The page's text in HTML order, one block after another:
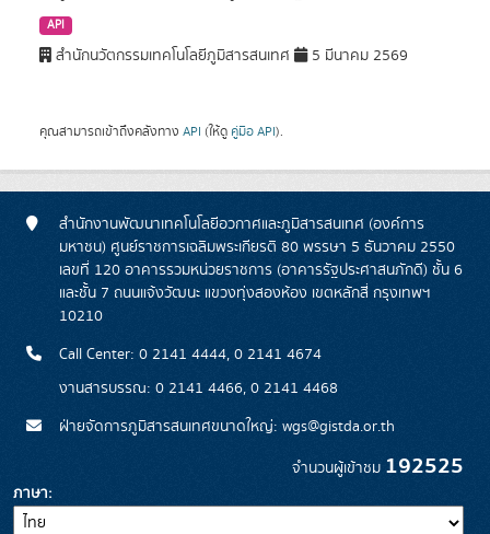
API
สำนักนวัตกรรมเทคโนโลยีภูมิสารสนเทศ 5 มีนาคม 2569
คุณสามารถเข้าถึงคลังทาง API (ให้ดู คู่มือ API).
สำนักงานพัฒนาเทคโนโลยีอวกาศและภูมิสารสนเทศ (องค์การ
มหาชน) ศูนย์ราชการเฉลิมพระเกียรติ 80 พรรษา 5 ธันวาคม 2550
เลขที่ 120 อาคารรวมหน่วยราชการ (อาคารรัฐประศาสนภักดี) ชั้น 6
และชั้น 7 ถนนแจ้งวัฒนะ แขวงทุ่งสองห้อง เขตหลักสี่ กรุงเทพฯ
10210
Call Center: 0 2141 4444, 0 2141 4674
งานสารบรรณ: 0 2141 4466, 0 2141 4468
ฝ่ายจัดการภูมิสารสนเทศขนาดใหญ่: wgs@gistda.or.th
จำนวนผู้เข้าชม 192525
ภาษา